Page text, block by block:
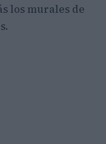
los murales de